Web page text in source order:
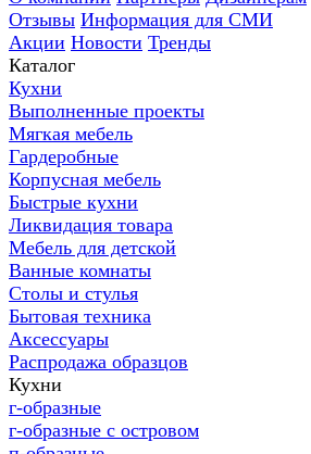
Отзывы Информация для СМИ
Акции Новости Тренды
Каталог
Кухни
Выполненные проекты
Мягкая мебель
Гардеробные
Корпусная мебель
Быстрые кухни
Ликвидация товара
Мебель для детской
Ванные комнаты
Столы и стулья
Бытовая техника
Аксессуары
Распродажа образцов
Кухни
г-образные
г-образные с островом